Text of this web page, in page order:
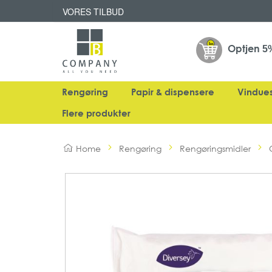
VORES TILBUD
Optjen
Rengøring Papir & dispensere
Flere produkter
Home Rengøring Rengøringsmidler